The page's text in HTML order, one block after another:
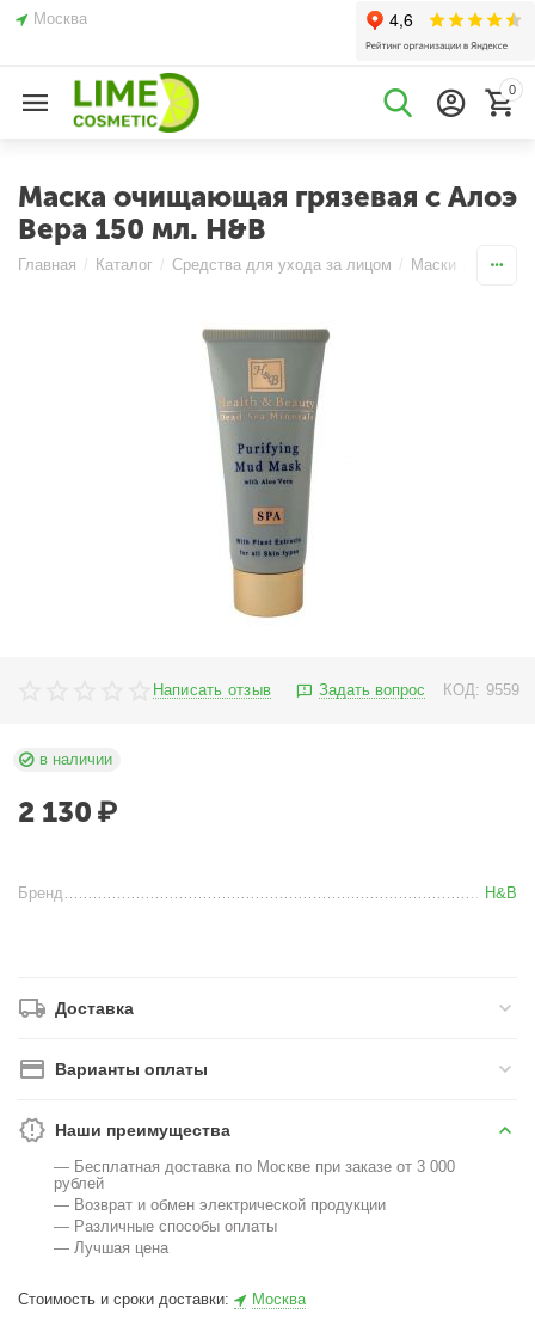
Москва
0
Маска очищающая грязевая с Алоэ
Вера 150 мл. H&B
Главная / Каталог / Средства для ухода за лицом / Маски
Написать отзыв Задать вопрос КОД: 9559
в наличии
2 130 ₽
Бренд H&B
Доставка
Варианты оплаты
Наши преимущества
— Бесплатная доставка по Москве при заказе от 3 000
рублей
— Возврат и обмен электрической продукции
— Различные способы оплаты
— Лучшая цена
Стоимость и сроки доставки: Москва